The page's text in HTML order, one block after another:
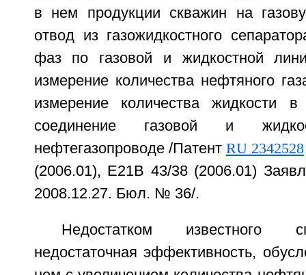
в нем продукции скважин на
отвод из газожидкостного
фаз по газовой и жидкостной
измерение количества нефтяного
измерение количества жидкости
соединение газовой и
нефтегазопроводе /Патент RU 2342528
(2006.01), E21B 43/38 (2006.01)
2008.12.27. Бюл. № 36/.
Недостатком известного
недостаточная эффективность,